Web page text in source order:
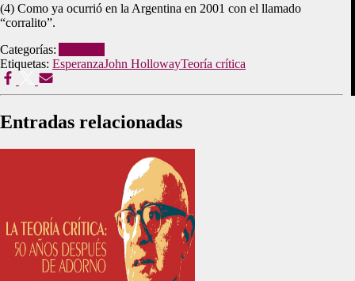
(4) Como ya ocurrió en la Argentina en 2001 con el llamado
“corralito”.
Categorías:
Etiquetas: EsperanzaJohn HollowayTeoría crítica
Entradas relacionadas